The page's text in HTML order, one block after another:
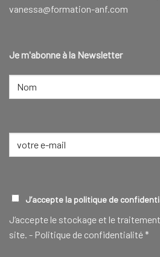
vanessa@formation-anf.com
Je m'abonne à la Newsletter
NOM
RGPD(NÉCESSAIRE)
J’accepte la politique de
J‘accepte le stockage et le
site. - Politique de confidentialité*